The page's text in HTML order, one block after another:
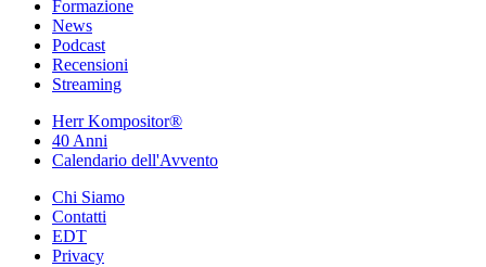
Formazione
News
Podcast
Recensioni
Streaming
Herr Kompositor®
40 Anni
Calendario dell'Avvento
Chi Siamo
Contatti
EDT
Privacy